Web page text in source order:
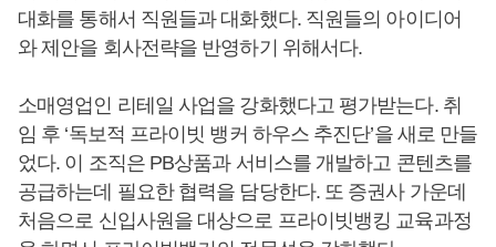
대화를 통해서 직원들과 대화했다. 직원들의 아이디어
와 제안을 회사전략을 반영하기 위해서다.
소매영업인 리테일 사업을 강화했다고 평가받는다. 취
임 후 ‘독보적 프라이빗 뱅커 하우스 추진단’을 새로 만들
었다. 이 조직은 PB상품과 서비스를 개발하고 콘텐츠를
공급하는데 필요한 협력을 담당한다. 또 증권사 가운데
처음으로 신입사원을 대상으로 프라이빗뱅킹 교육과정